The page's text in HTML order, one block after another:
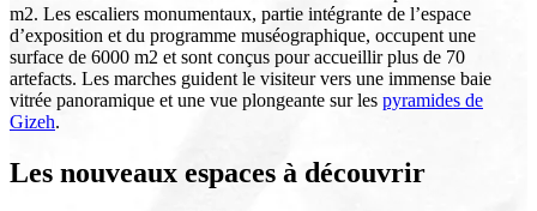
m2. Les escaliers monumentaux, partie intégrante de l’espace
d’exposition et du programme muséographique, occupent une
surface de 6000 m2 et sont conçus pour accueillir plus de 70
artefacts. Les marches guident le visiteur vers une immense baie
vitrée panoramique et une vue plongeante sur les pyramides de
Gizeh.
Les nouveaux espaces à découvrir